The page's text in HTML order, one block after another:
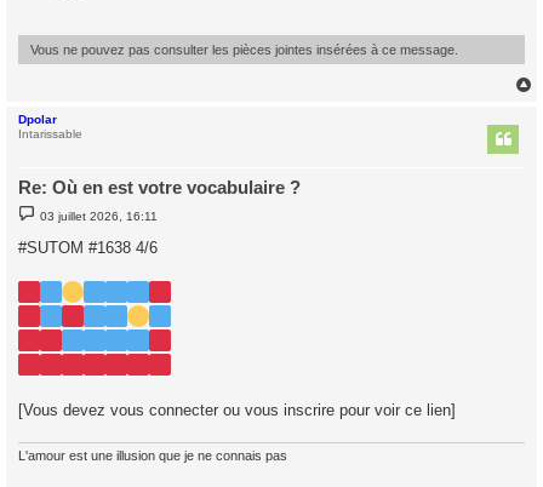
e
Vous ne pouvez pas consulter les pièces jointes insérées à ce message.
Dpolar
Intarissable
Re: Où en est votre vocabulaire ?
M
e
s
s
g
03 juillet 2026, 16:11
#SUTOM #1638 4/6
[Vous devez vous connecter ou vous inscrire pour voir ce lien]
L'amour est une illusion que je ne connais pas